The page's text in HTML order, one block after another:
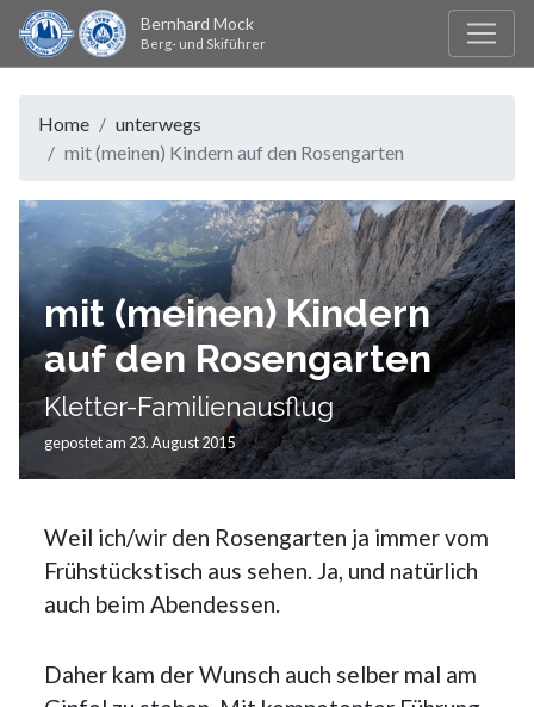
Bernhard Mock
Berg- und Skiführer
Home
unterwegs
mit (meinen) Kindern auf den Rosengarten
mit (meinen) Kindern
auf den Rosengarten
Kletter-Familienausflug
gepostet am 23. August 2015
Weil ich/wir den Rosengarten ja immer vom
Frühstückstisch aus sehen. Ja, und natürlich
auch beim Abendessen.
Daher kam der Wunsch auch selber mal am